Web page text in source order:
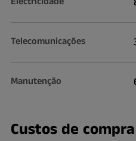
Telecomunicações
Manutenção
Custos de compra